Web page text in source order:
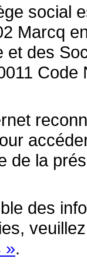
social
Marcq
et des
Code
de la
des
».